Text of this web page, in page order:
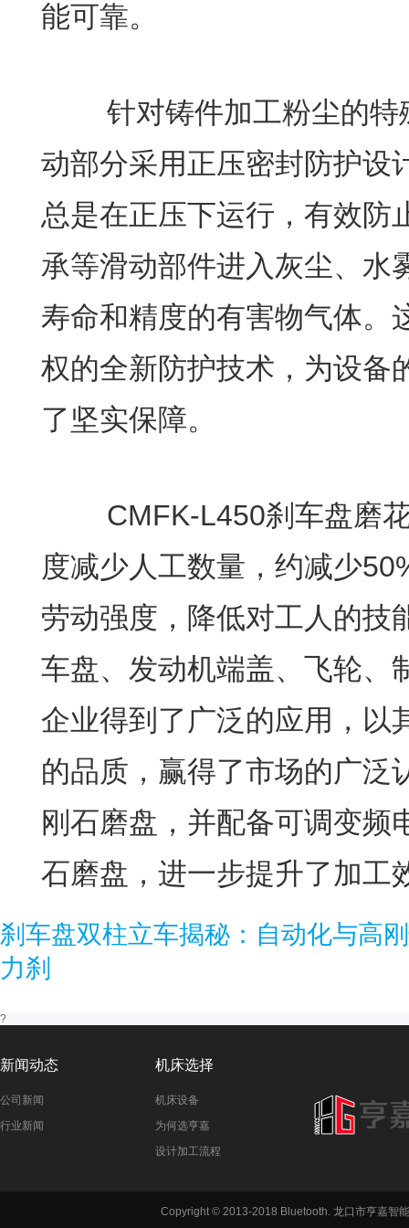
能可靠。
针对铸件加工粉尘的特
动部分采用正压密封防护设
总是在正压下运行，有效防
承等滑动部件进入灰尘、水
寿命和精度的有害物气体。
权的全新防护技术，为设备
了坚实保障。
CMFK-L450刹车盘磨花
度减少人工数量，约减少
劳动强度，降低对工人的技
车盘、发动机端盖、飞轮、
企业得到了广泛的应用，以
的品质，赢得了市场的广泛
刚石磨盘，并配备可调变频
石磨盘，进一步提升了加工
刹车盘双柱立车揭秘：自动化与高
力刹
?
新闻动态
公司新闻
行业新闻
机床选择
机床设备
为何选亨嘉
设计加工流程
Copyright © 2013-2018 Bluetooth. 龙口市亨嘉智